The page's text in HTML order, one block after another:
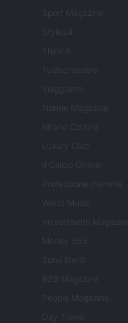
Sport Magazine
Style24
Think.it
Tuobenessere
Viaggiamo
Nonne Magazine
Milano Cortina
Luxury Club
Il Calcio Online
Professione mamma
World Music
Investimenti Magazine
Money 365
Zona Nerd
B2B Magazine
People Magazine
Day Travel